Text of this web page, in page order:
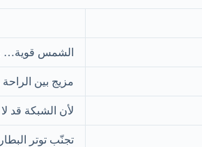
الشمس قوية…
مزيج بين الراحة
لأن الشبكة قد
تجنّب توتر